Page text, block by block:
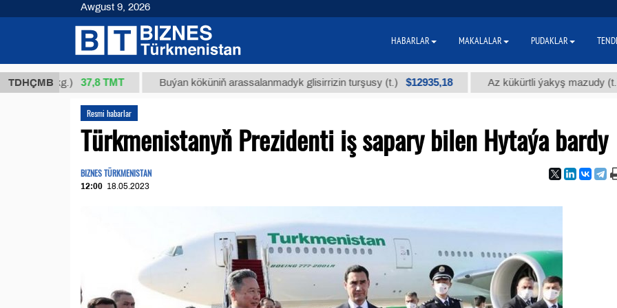
TDHÇMB
1 (kg.) 37,8 ТМТ Buýan köküniň arassalanmadyk glisirrizin turşusy (t.) $12935,18 Az kükürtli ýakyş mazudy (t.) $300
Resmi habarlar
Türkmenistanyň Prezidenti iş sapary bilen Hytaýa bardy
BIZNES TÜRKMENISTAN
12:00 18.05.2023
Awgust 9, 2026
HABARLAR MAKALALAR PUDAKLAR